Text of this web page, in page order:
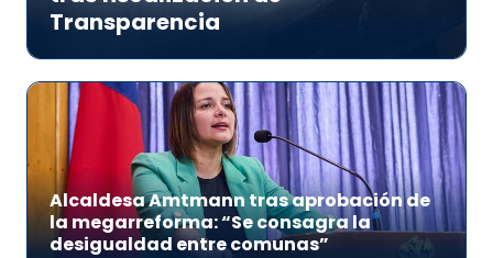
Transparencia
Alcaldesa Amtmann tras aprobación de
la megarreforma: “Se consagra la
desigualdad entre comunas”